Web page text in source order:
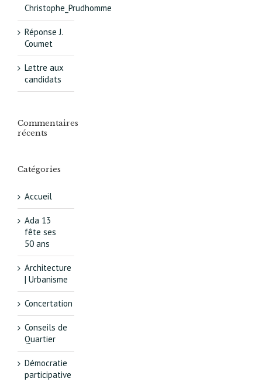
Christophe_Prudhomme
Réponse J.
Coumet
Lettre aux
candidats
Commentaires
récents
Catégories
Accueil
Ada 13
fête ses
50 ans
Architecture
| Urbanisme
Concertation
Conseils de
Quartier
Démocratie
participative